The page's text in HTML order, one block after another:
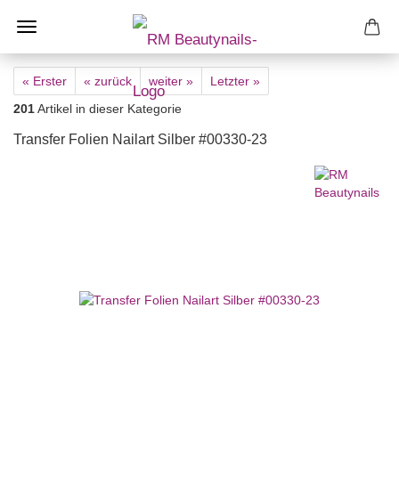
« Erster « zurück weiter »
Letzter »
201Artikel in dieser Kategorie
Transfer Folien Nailart Silber #00330-23